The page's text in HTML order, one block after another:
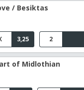
/ Besiktas
3,25 2
of Midlothian